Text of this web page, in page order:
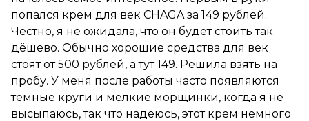
попался крем для век CHAGA за 149 рублей.
Честно, я не ожидала, что он будет стоить так
дёшево. Обычно хорошие средства для век
стоят от 500 рублей, а тут 149. Решила взять на
пробу. У меня после работы часто появляются
тёмные круги и мелкие морщинки, когда я не
высыпаюсь, так что надеюсь, этот крем немного